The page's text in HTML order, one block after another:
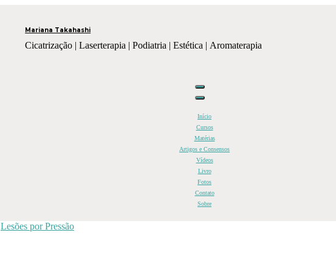
Mariana Takahashi
Cicatrização | Laserterapia | Podiatria | Estética | Aromaterapia
Início
Cursos
Matérias
Artigos e Consensos
Vídeos
Livro
Fotos
Contato
Sobre
Lesões por Pressão